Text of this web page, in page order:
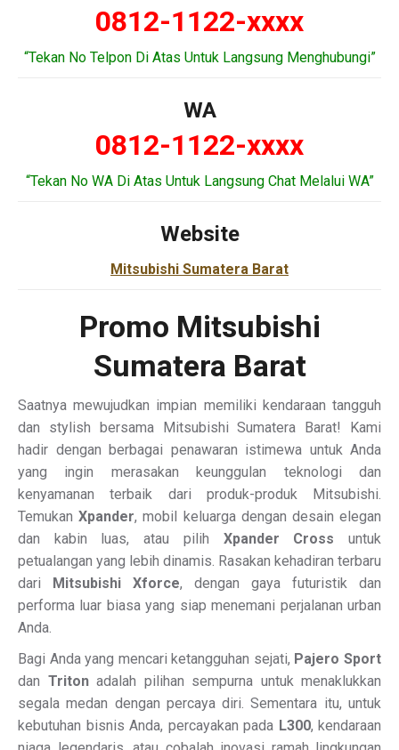
0812-1122-xxxx
“Tekan No Telpon Di Atas Untuk Langsung Menghubungi”
WA
0812-1122-xxxx
“Tekan No WA Di Atas Untuk Langsung Chat Melalui WA”
Website
Mitsubishi Sumatera Barat
Promo Mitsubishi
Sumatera Barat
Saatnya mewujudkan impian memiliki kendaraan tangguh
dan stylish bersama Mitsubishi Sumatera Barat! Kami
hadir dengan berbagai penawaran istimewa untuk Anda
yang ingin merasakan keunggulan teknologi dan
kenyamanan terbaik dari produk-produk Mitsubishi.
TemukanXpander, mobil keluarga dengan desain elegan
dan kabin luas, atau pilih Xpander Cross untuk
petualangan yang lebih dinamis. Rasakan kehadiran terbaru
dari Mitsubishi Xforce, dengan gaya futuristik dan
performa luar biasa yang siap menemani perjalanan urban
Anda.
Bagi Anda yang mencari ketangguhan sejati, Pajero Sport
dan Tritonadalah pilihan sempurna untuk menaklukkan
segala medan dengan percaya diri. Sementara itu, untuk
kebutuhan bisnis Anda, percayakan pada L300, kendaraan